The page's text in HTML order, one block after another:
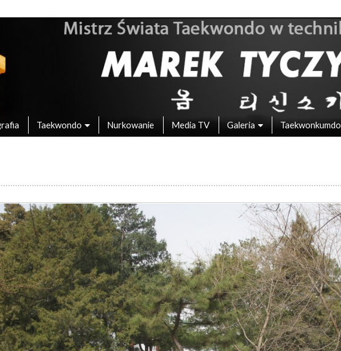
– Mistrz Świata w Taekwondo
Leszno
Taekwondo Nurkowanie Media TV Galeria Taekwonkumdo